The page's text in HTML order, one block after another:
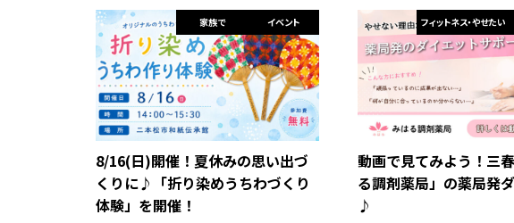
家族で イベント
8/16(日)開催！夏休みの思い出づ
くりに♪「折り染めうちわづくり
体験」を開催！
フィットネス・やせたい
動画で見てみよう！三
る調剤薬局」の薬局発
♪